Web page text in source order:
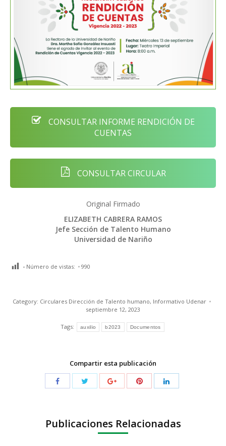
CONSULTAR INFORME RENDICIÓN DE
CUENTAS
CONSULTAR CIRCULAR
Original Firmado
ELIZABETH CABRERA RAMOS
Jefe Sección de Talento Humano
Universidad de Nariño
Número de vistas: 990
Category: Circulares Dirección de Talento humano, Informativo Udenar
septiembre 12, 2023
Tags: auxilio b2023 Documentos
Compartir esta publicación
Publicaciones Relacionadas